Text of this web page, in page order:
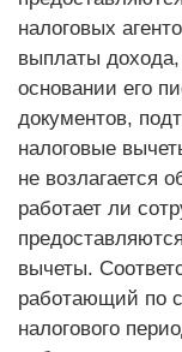
налоговых
выплаты
основании его
документов,
налоговые
не возлагается
работает ли
вычеты.
работающий по
налогового